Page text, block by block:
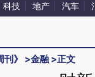
科技 地产 汽车
刊》 >金融 >正文